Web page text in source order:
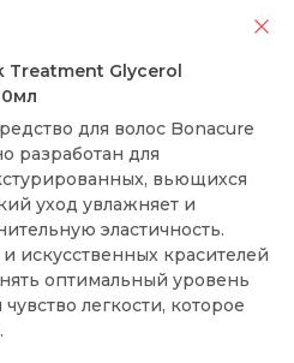
Treatment Glycerol
для волос Bonacure
разработан для
вьющихся
уход увлажняет и
эластичность.
искусственных красителей
оптимальный уровень
легкости, которое